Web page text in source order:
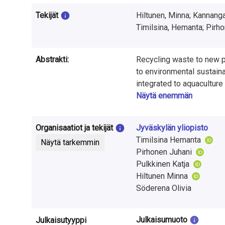
Tekijät
Hiltunen, Minna;
Timilsina, Hemanta;
Abstrakti:
Recycling waste to new
to environmental
integrated to
increase environmental
Aquaculture System's
and biochemical
vulgaris had high growth
temperature of 18–19
% of phosphate, 82–99
during 8–16 day
exhaust air. The highest
Näytä enemmän
Organisaatiot ja tekijät
Näytä tarkemmin
Jyväskylän yliopisto
Timilsina Hemanta
Pirhonen Juhani
Pulkkinen Katja
Hiltunen Minna
Söderena Olivia
Julkaisutyyppi
Julkaisumuoto